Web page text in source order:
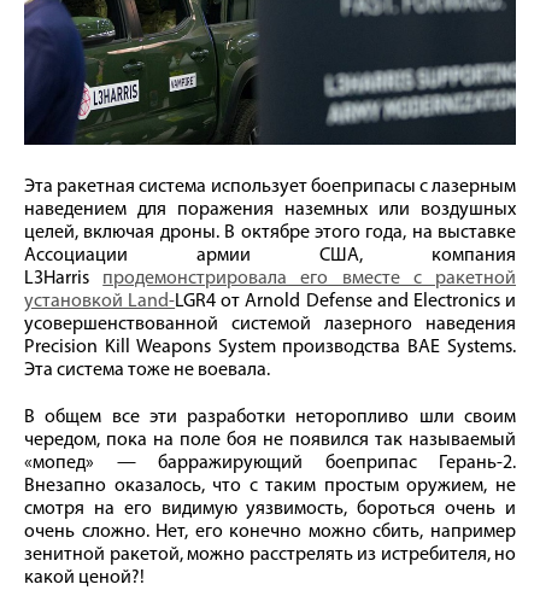
Эта ракетная система использует боеприпасы с лазерным
наведением для поражения наземных или воздушных
целей, включая дроны. В октябре этого года, на выставке
Ассоциации армии США, компания
L3Harris продемонстрировала его вместе с ракетной
установкой Land-LGR4 от Arnold Defense and Electronics и
усовершенствованной системой лазерного наведения
Precision Kill Weapons System производства BAE Systems.
Эта система тоже не воевала.
В общем все эти разработки неторопливо шли своим
чередом, пока на поле боя не появился так называемый
«мопед» — барражирующий боеприпас Герань-2.
Внезапно оказалось, что с таким простым оружием, не
смотря на его видимую уязвимость, бороться очень и
очень сложно. Нет, его конечно можно сбить, например
зенитной ракетой, можно расстрелять из истребителя, но
какой ценой?!